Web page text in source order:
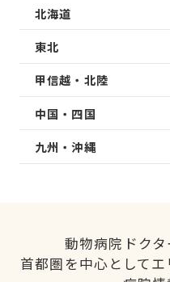
北海道
東北
甲信越・北陸
中国・四国
九州・沖縄
動物病院ドクタ
首都圏を中心として